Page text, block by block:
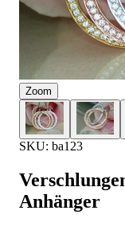
Zoom
SKU: ba123
Anhänger